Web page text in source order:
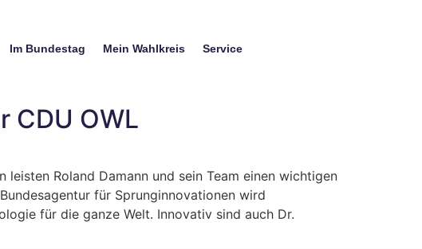
Im Bundestag Mein Wahlkreis Service
CDU OWL
Roland Damann und sein Team einen wichtigen
für Sprunginnovationen wird
für die ganze Welt. Innovativ sind auch Dr.